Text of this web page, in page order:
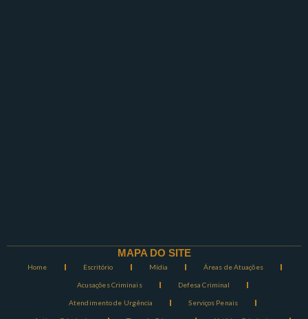
MAPA DO SITE
Home Escritório Mídia Áreas de Atuações
Acusações Criminais Defesa Criminal
Atendimento de Urgência Serviços Penais